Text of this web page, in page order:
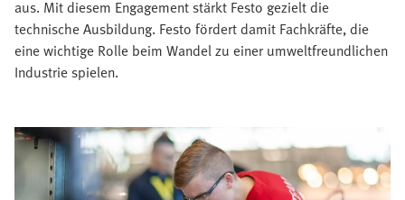
aus. Mit diesem Engagement stärkt Festo gezielt die
technische Ausbildung. Festo fördert damit Fachkräfte, die
eine wichtige Rolle beim Wandel zu einer umweltfreundlichen
Industrie spielen.